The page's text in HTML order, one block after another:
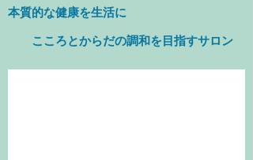
本質的な健康を生活に
​ こころとからだの調和を目指すサロン